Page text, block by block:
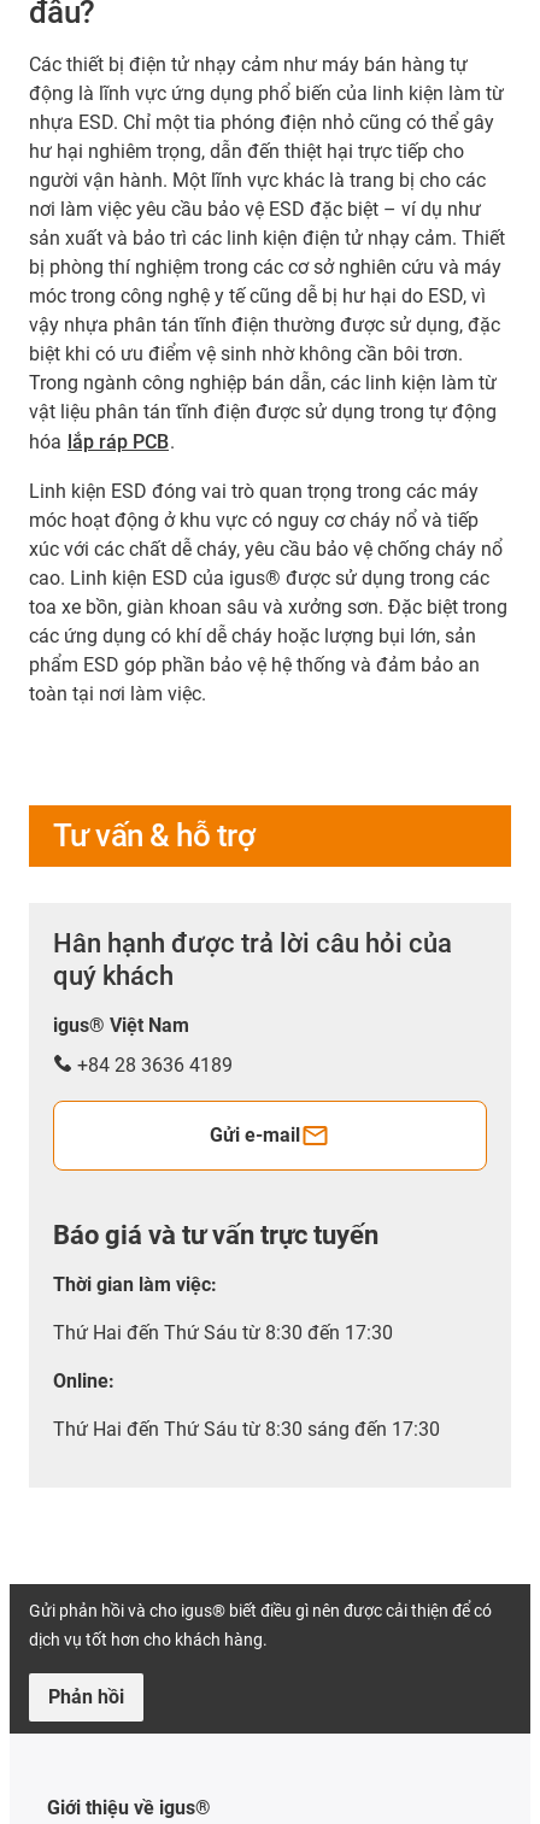
đâu?
Các thiết bị điện tử nhạy cảm như máy bán hàng tự
động là lĩnh vực ứng dụng phổ biến của linh kiện làm từ
nhựa ESD. Chỉ một tia phóng điện nhỏ cũng có thể gây
hư hại nghiêm trọng, dẫn đến thiệt hại trực tiếp cho
người vận hành. Một lĩnh vực khác là trang bị cho các
nơi làm việc yêu cầu bảo vệ ESD đặc biệt – ví dụ như
sản xuất và bảo trì các linh kiện điện tử nhạy cảm. Thiết
bị phòng thí nghiệm trong các cơ sở nghiên cứu và máy
móc trong công nghệ y tế cũng dễ bị hư hại do ESD, vì
vậy nhựa phân tán tĩnh điện thường được sử dụng, đặc
biệt khi có ưu điểm vệ sinh nhờ không cần bôi trơn.
Trong ngành công nghiệp bán dẫn, các linh kiện làm từ
vật liệu phân tán tĩnh điện được sử dụng trong tự động
hóa lắp ráp PCB.
Linh kiện ESD đóng vai trò quan trọng trong các máy
móc hoạt động ở khu vực có nguy cơ cháy nổ và tiếp
xúc với các chất dễ cháy, yêu cầu bảo vệ chống cháy nổ
cao. Linh kiện ESD của igus® được sử dụng trong các
toa xe bồn, giàn khoan sâu và xưởng sơn. Đặc biệt trong
các ứng dụng có khí dễ cháy hoặc lượng bụi lớn, sản
phẩm ESD góp phần bảo vệ hệ thống và đảm bảo an
toàn tại nơi làm việc.
Tư vấn & hỗ trợ
Hân hạnh được trả lời câu hỏi của
quý khách
igus® Việt Nam
+84 28 3636 4189
Gửi e-mail
Báo giá và tư vấn trực tuyến
Thời gian làm việc:
Thứ Hai đến Thứ Sáu từ 8:30 đến 17:30
Online:
Thứ Hai đến Thứ Sáu từ 8:30 sáng đến 17:30
Gửi phản hồi và cho igus® biết điều gì nên được cải thiện để có
dịch vụ tốt hơn cho khách hàng.
Phản hồi
Giới thiệu về igus®